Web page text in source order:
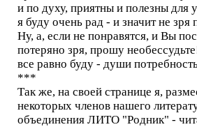
и по духу, приятны и полезны для
я буду очень рад - и значит не зря
Ну, а, если не понравятся, и Вы
потеряно зря, прошу
все равно буду - души
***
Так же, на своей странице я,
некоторых членов нашего
объединения ЛИТО "Родник" -